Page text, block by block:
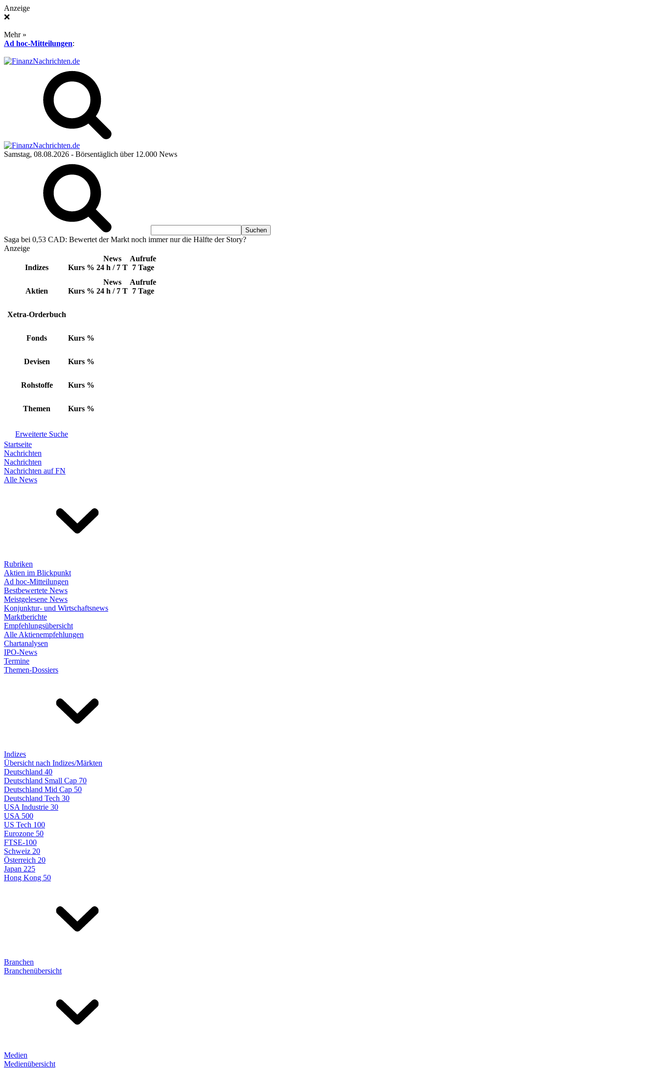
Anzeige
❌
Mehr »
Ad hoc-Mitteilungen:
Samstag, 08.08.2026 - Börsentäglich über 12.000 News
Saga bei 0,53 CAD: Bewertet der Markt noch immer nur die Hälfte der Story?
Anzeige
Indizes Kurs %
News
24 h / 7 T
Aufrufe
7 Tage
Aktien Kurs %
News
24 h / 7 T
Aufrufe
7 Tage
Xetra-Orderbuch
Fonds Kurs %
Devisen Kurs %
Rohstoffe Kurs %
Themen Kurs %
Erweiterte Suche
Startseite
Nachrichten
Nachrichten
Nachrichten auf FN
Alle News
Rubriken
Aktien im Blickpunkt
Ad hoc-Mitteilungen
Bestbewertete News
Meistgelesene News
Konjunktur- und Wirtschaftsnews
Marktberichte
Empfehlungsübersicht
Alle Aktienempfehlungen
Chartanalysen
IPO-News
Termine
Themen-Dossiers
Indizes
Übersicht nach Indizes/Märkten
Deutschland 40
Deutschland Small Cap 70
Deutschland Mid Cap 50
Deutschland Tech 30
USA Industrie 30
USA 500
US Tech 100
Eurozone 50
FTSE-100
Schweiz 20
Österreich 20
Japan 225
Hong Kong 50
Branchen
Branchenübersicht
Medien
Medienübersicht